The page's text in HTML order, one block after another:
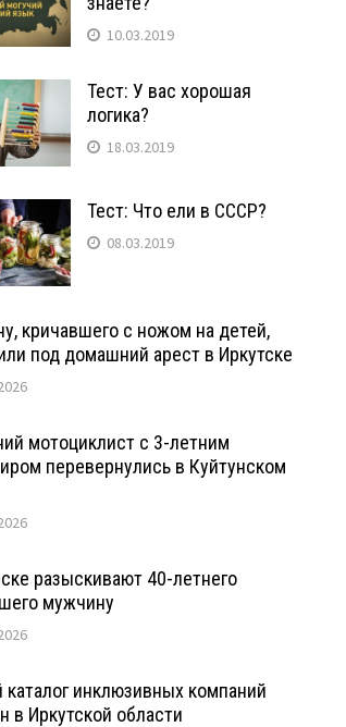
10.03.2019
Тест: У вас хорошая
логика?
18.03.2019
Тест: Что ели в СССР?
08.03.2019
кричавшего с ножом на детей,
под домашний арест в Иркутске
мотоциклист с 3-летним
перевернулись в Куйтунском
разыскивают 40-летнего
мужчину
инклюзивных компаний
в Иркутской области